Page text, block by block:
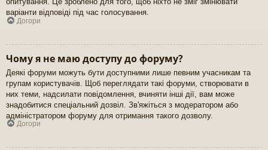
варіанти відповіді під час голосування.
Догори
Чому я не маю доступу до форуму?
Деякі форуми можуть бути доступними лише певним учасникам та
групам користувачів. Щоб переглядати такі форуми, створювати в
них теми, надсилати повідомлення, вчиняти інші дії, вам може
знадобитися спеціальний дозвіл. Зв'яжіться з модератором або
адміністратором форуму для отримання такого дозволу.
Догори